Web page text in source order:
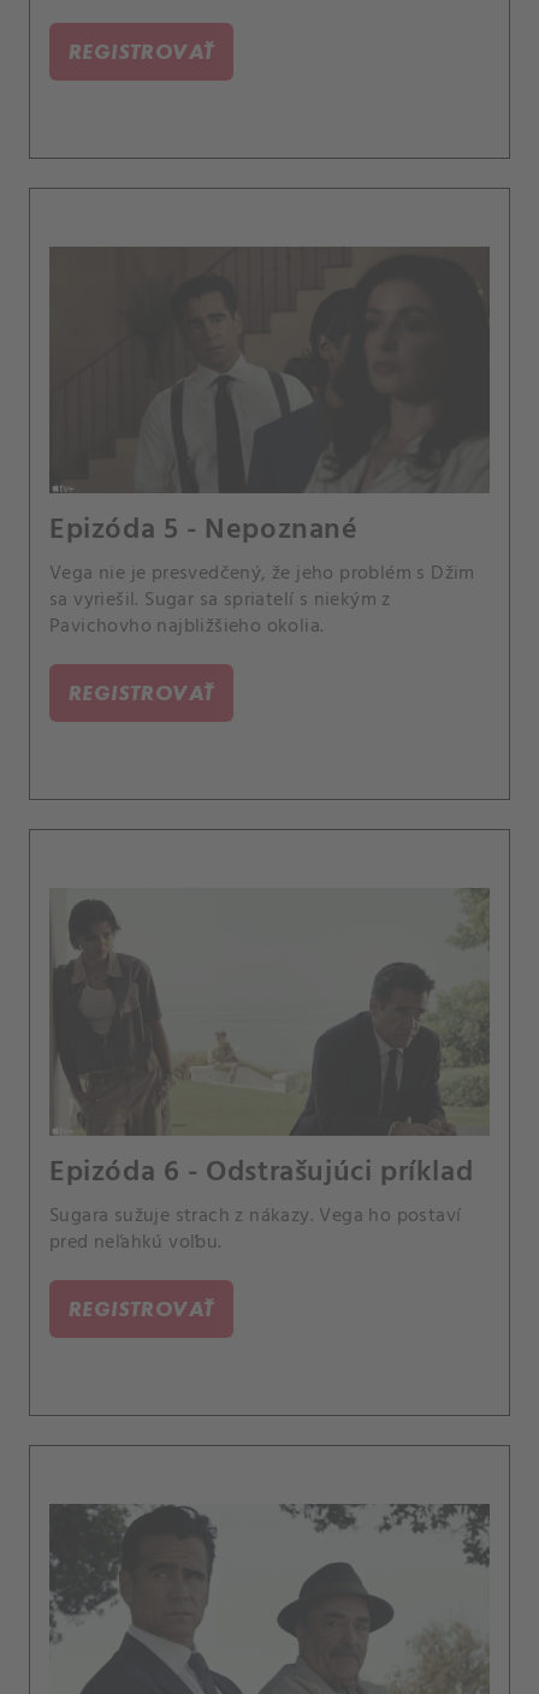
REGISTROVAŤ
Epizóda 5 - Nepoznané
Vega nie je presvedčený, že jeho problém s Džim
sa vyriešil. Sugar sa spriatelí s niekým z
Pavichovho najbližšieho okolia.
REGISTROVAŤ
Epizóda 6 - Odstrašujúci príklad
Sugara sužuje strach z nákazy. Vega ho postaví
pred neľahkú voľbu.
REGISTROVAŤ